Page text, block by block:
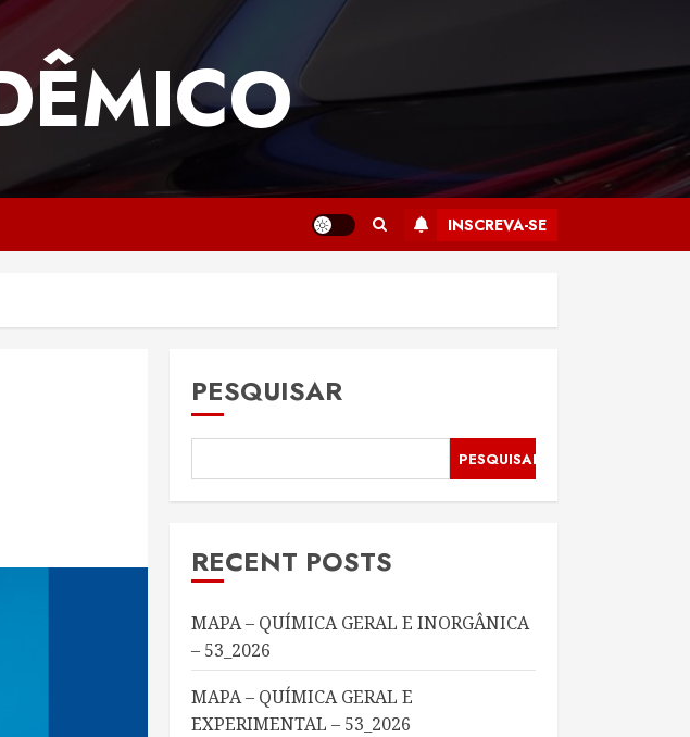
INSCREVA-SE
PESQUISAR
PESQUISAR
RECENT POSTS
MAPA – QUÍMICA GERAL E INORGÂNICA
– 53_2026
MAPA – QUÍMICA GERAL E
EXPERIMENTAL – 53_2026